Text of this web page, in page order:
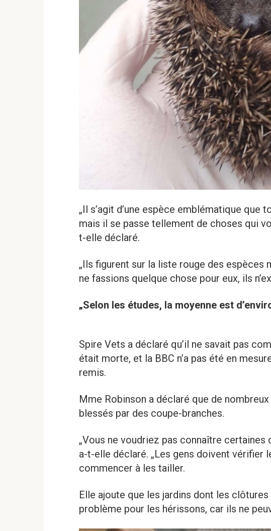
„Il s’agit d’une espèce emblématique que
mais il se passe tellement de choses qui
t-elle déclaré.
„Ils figurent sur la liste rouge des espèces
ne fassions quelque chose pour eux, ils
„Selon les études, la moyenne est
Spire Vets a déclaré qu’il ne savait pas
était morte, et la BBC n’a pas été en
remis.
Mme Robinson a déclaré que de
blessés par des coupe-branches.
„Vous ne voudriez pas connaître certaines
a-t-elle déclaré. „Les gens doivent vérifier
commencer à les tailler.
Elle ajoute que les jardins dont les clôtures
problème pour les hérissons, car ils ne